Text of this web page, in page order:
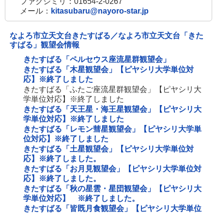
メール： kitasubaru@nayoro-star.jp
なよろ市立天文台きたすばる／なよろ市立天文台「きた
すばる」観望会情報
きたすばる「ペルセウス座流星群観望会」
きたすばる「木星観望会」【ピヤシリ大学単位対
応】※終了しました
きたすばる「ふたご座流星群観望会」【ピヤシリ大
学単位対応】※終了しました
きたすばる「天王星・海王星観望会」【ピヤシリ大
学単位対応】※終了しました
きたすばる「レモン彗星観望会」【ピヤシリ大学単
位対応】※終了しました
きたすばる「土星観望会」【ピヤシリ大学単位対
応】※終了しました。
きたすばる「お月見観望会」【ピヤシリ大学単位対
応】※終了しました。
きたすばる「秋の星雲・星団観望会」【ピヤシリ大
学単位対応】 ※終了しました。
きたすばる「皆既月食観望会」【ピヤシリ大学単位